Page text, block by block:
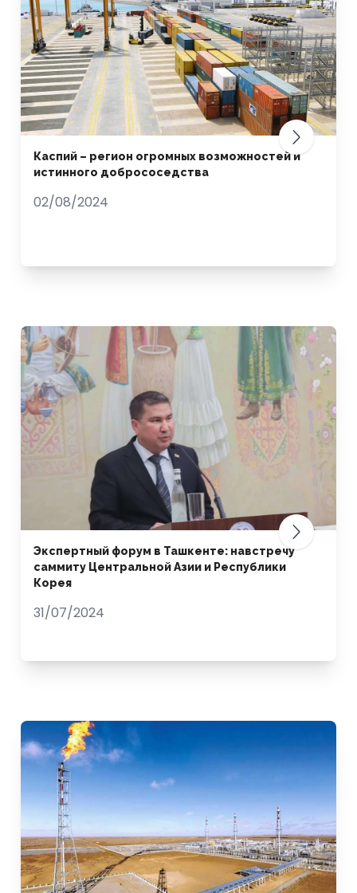
Каспий – регион огромных возможностей и
истинного добрососедства
02/08/2024
Экспертный форум в Ташкенте: навстречу
саммиту Центральной Азии и Республики
Корея
31/07/2024